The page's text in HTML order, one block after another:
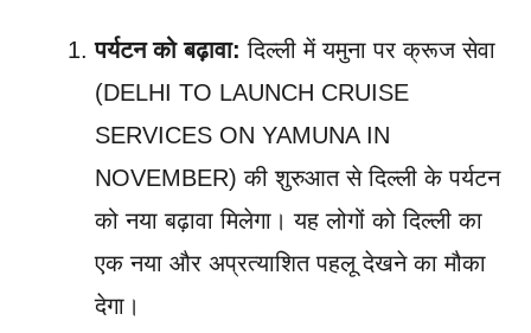
पर्यटन को बढ़ावा: दिल्ली में यमुना पर क्रूज सेवा
(DELHI TO LAUNCH CRUISE
SERVICES ON YAMUNA IN
NOVEMBER) की शुरुआत से दिल्ली के पर्यटन
को नया बढ़ावा मिलेगा। यह लोगों को दिल्ली का
एक नया और अप्रत्याशित पहलू देखने का मौका
देगा।